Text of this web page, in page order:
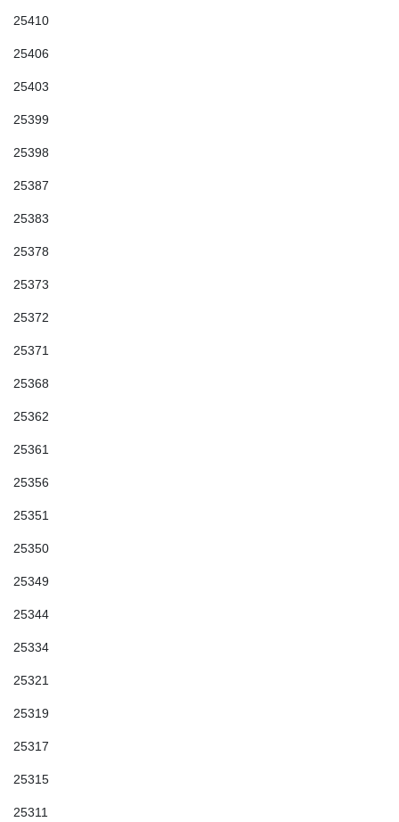
25410
25406
25403
25399
25398
25387
25383
25378
25373
25372
25371
25368
25362
25361
25356
25351
25350
25349
25344
25334
25321
25319
25317
25315
25311